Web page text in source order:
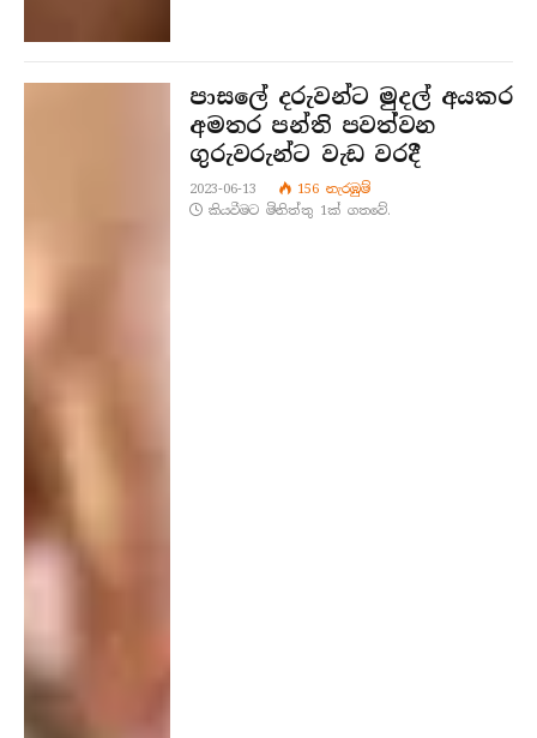
පාසලේ දරුවන්ට මුදල් අයකර
අමතර පන්ති පවත්වන
ගුරුවරුන්ට වැඩ වරදී
2023-06-13 156නැරඹු​ම්
කියවීමට මිනිත්තු 1ක් ගතවේ.